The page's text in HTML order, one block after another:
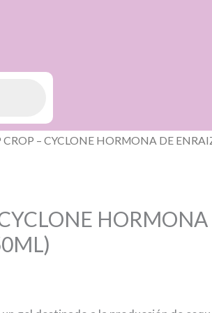
CROP – CYCLONE HORMONA DE